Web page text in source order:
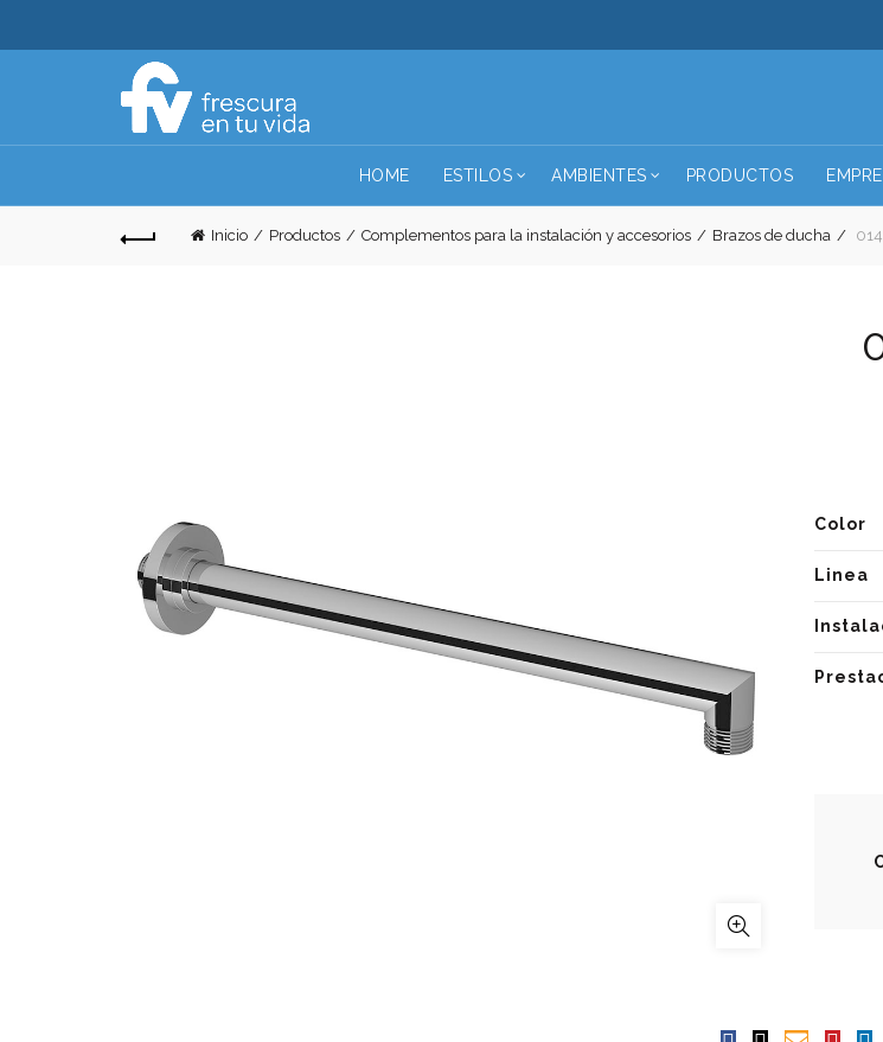
HOME ESTILOS AMBIENTES PRODUCTOS
Inicio Productos Complementos para la instalación y accesorios Brazos de ducha
Color
Linea